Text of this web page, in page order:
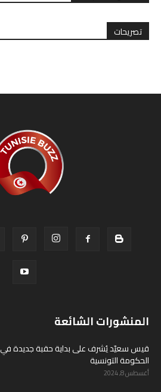
تصريحات
المنشورات الشائعة
قيس سعيّد يُشرف على بداية حقبة جديدة في
الحكومة التونسية
أغسطس 8, 2024